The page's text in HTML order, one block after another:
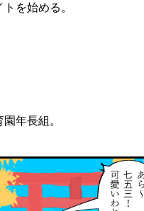
を始める。
年長組。